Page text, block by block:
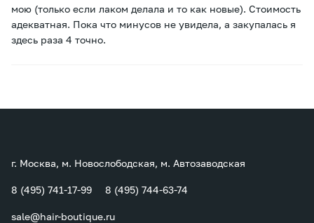
мою (только если лаком делала и то как новые). Стоимoсть
адекватная. Пока что минусов не увидела, а закупалась я
здесь раза 4 точно.
г. Москва, м. Новослободская, м. Автозаводская
8 (495) 741-17-99 8 (495) 744-63-74
sale@hair-boutique.ru